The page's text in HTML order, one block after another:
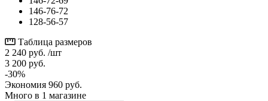
146-76-72
128-56-57
Таблица размеров
2 240 руб. /шт
3 200 руб.
-30%
Экономия 960 руб.
Много в 1 магазине